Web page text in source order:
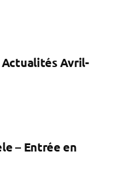
Actualités Avril-
– Entrée en